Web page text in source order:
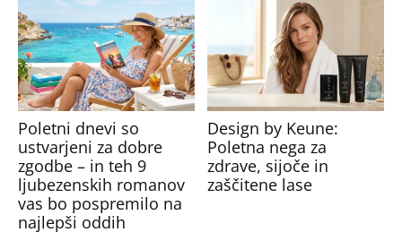
Poletni dnevi so
ustvarjeni za dobre
zgodbe – in teh 9
ljubezenskih romanov
vas bo pospremilo na
najlepši oddih
Design by Keune:
Poletna nega za
zdrave, sijoče in
zaščitene lase